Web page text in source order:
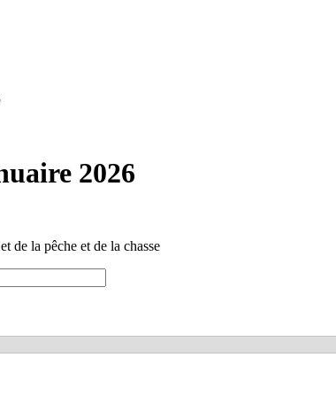
2026
de la pêche et de la chasse